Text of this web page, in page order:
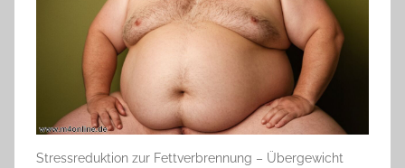
Stressreduktion zur Fettverbrennung – Übergewicht